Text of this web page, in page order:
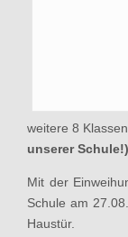
weitere 8
unserer Schule!)
Mit der
Schule am
Haustür.